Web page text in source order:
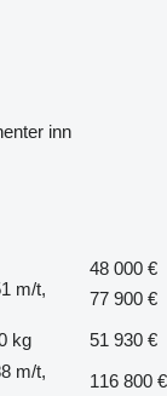
inn
48 000 €
m/t,
77 900 €
kg
51 930 €
m/t,
116 800 €